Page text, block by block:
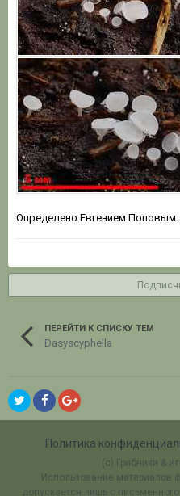
Определено Евгением Поповым.
ПЕРЕЙТИ К СПИСКУ ТЕМ
Dasyscyphella
Политика
(c) Грибники &
Использование материалов
допускается лишь с